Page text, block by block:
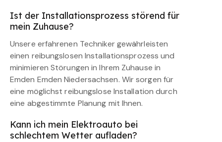
Ist der Installationsprozess störend für
mein Zuhause?
Unsere erfahrenen Techniker gewährleisten
einen reibungslosen Installationsprozess und
minimieren Störungen in Ihrem Zuhause in
Emden Emden Niedersachsen. Wir sorgen für
eine möglichst reibungslose Installation durch
eine abgestimmte Planung mit Ihnen.
Kann ich mein Elektroauto bei
schlechtem Wetter aufladen?